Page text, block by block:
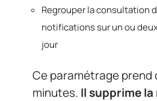
Regrouper la consultation
notifications sur un ou
jour
Ce paramétrage prend
minutes. Il supprime